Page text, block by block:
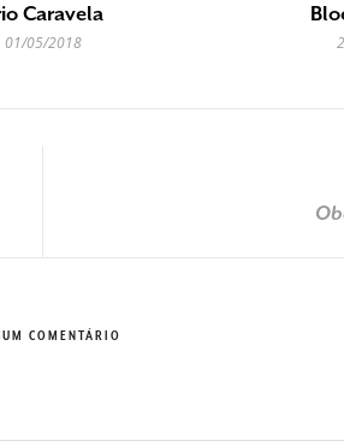
Caravela
01/05/2018
COMENTÁRIO